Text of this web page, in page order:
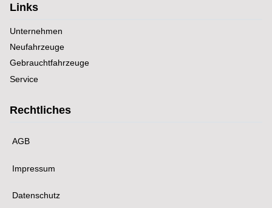
Links
Unternehmen
Neufahrzeuge
Gebrauchtfahrzeuge
Service
Rechtliches
AGB
Impressum
Datenschutz